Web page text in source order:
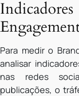
Para medir o
analisar
nas redes
publicações, o